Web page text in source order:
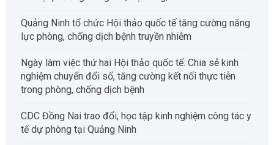
Quảng Ninh tổ chức Hội thảo quốc tế tăng cường năng
lực phòng, chống dịch bệnh truyền nhiễm
Ngày làm việc thứ hai Hội thảo quốc tế: Chia sẻ kinh
nghiệm chuyển đổi số, tăng cường kết nối thực tiễn
trong phòng, chống dịch bệnh
CDC Đồng Nai trao đổi, học tập kinh nghiệm công tác y
tế dự phòng tại Quảng Ninh